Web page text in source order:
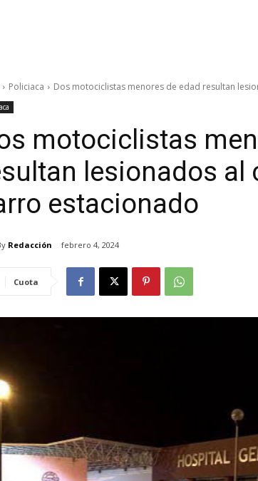
Policiaca Dos motociclistas menores de edad resultan
motociclistas
lesionados al
estacionado
Redacción febrero 4, 2024
Cuota